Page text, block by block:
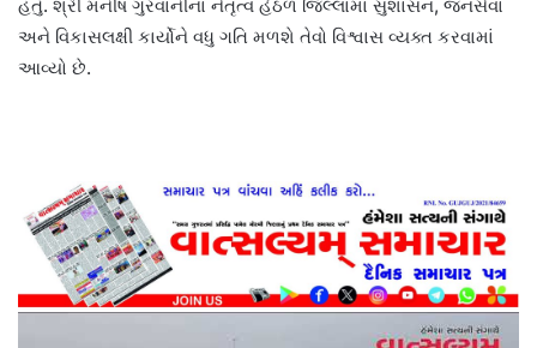
હતું. શ્રી મનીષ ગુરવાનીના નેતૃત્વ હેઠળ જિલ્લામાં સુશાસન, જનસેવા
અને વિકાસલક્ષી કાર્યોને વધુ ગતિ મળશે તેવો વિશ્વાસ વ્યક્ત કરવામાં
આવ્યો છે.